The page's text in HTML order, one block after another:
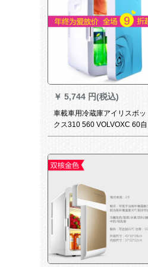
￥ 5,744 円(税込)
車載車用冷蔵庫アイリスボッ
クス310 560 VOLVOXC 60自
動車冷蔵両用12小型ハウス冷
220 v+12車両用【青】